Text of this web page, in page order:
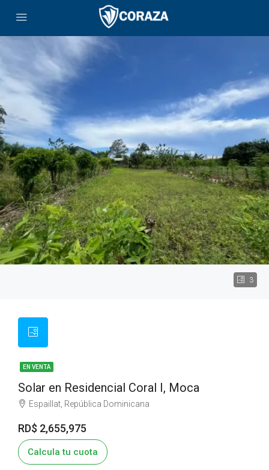
3
EN VENTA
Solar en Residencial Coral I, Moca
Espaillat, República Dominicana
RD$ 2,655,975
Calcula tu cuota